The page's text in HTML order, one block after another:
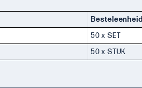
Besteleenheid
50 x SET
50 x STUK